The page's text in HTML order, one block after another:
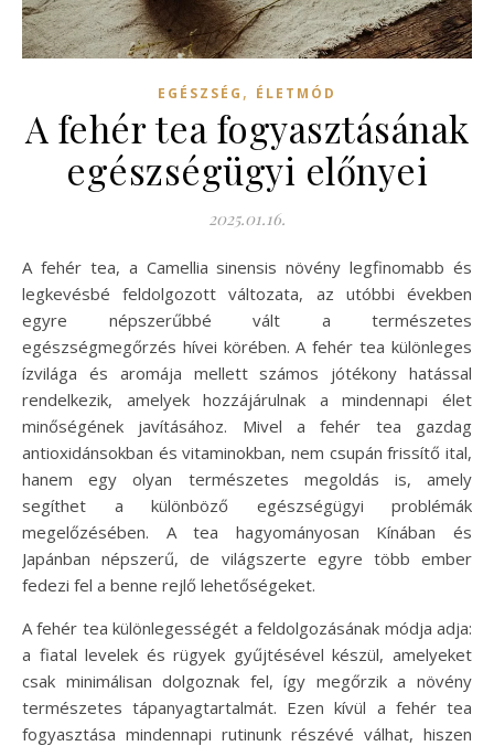
EGÉSZSÉG , ÉLETMÓD
A fehér tea fogyasztásának
egészségügyi előnyei
2025.01.16.
A fehér tea, a Camellia sinensis növény legfinomabb és
legkevésbé feldolgozott változata, az utóbbi években
egyre népszerűbbé vált a természetes
egészségmegőrzés hívei körében. A fehér tea különleges
ízvilága és aromája mellett számos jótékony hatással
rendelkezik, amelyek hozzájárulnak a mindennapi élet
minőségének javításához. Mivel a fehér tea gazdag
antioxidánsokban és vitaminokban, nem csupán frissítő ital,
hanem egy olyan természetes megoldás is, amely
segíthet a különböző egészségügyi problémák
megelőzésében. A tea hagyományosan Kínában és
Japánban népszerű, de világszerte egyre több ember
fedezi fel a benne rejlő lehetőségeket.
A fehér tea különlegességét a feldolgozásának módja adja:
a fiatal levelek és rügyek gyűjtésével készül, amelyeket
csak minimálisan dolgoznak fel, így megőrzik a növény
természetes tápanyagtartalmát. Ezen kívül a fehér tea
fogyasztása mindennapi rutinunk részévé válhat, hiszen